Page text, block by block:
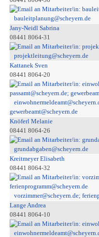
bauleitplanung@scheyern.de
Jany-Neidl Sabrina
08441 8064-31
projektleitung@scheyern.de
Kattanek Sven
08441 8064-20
gewerbeamt@scheyern.de
Knöferl Melanie
08441 8064-26
grundabgaben@scheyern.de
Kreitmeyer Elisabeth
08441 8064-32
vorzimmer@scheyern.de;
Lange Andrea
08441 8064-10